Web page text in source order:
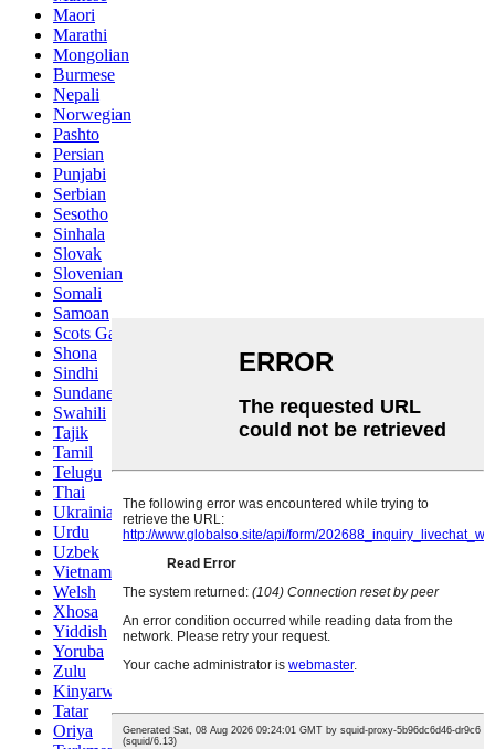
Maori
Marathi
Mongolian
Burmese
Nepali
Norwegian
Pashto
Persian
Punjabi
Serbian
Sesotho
Sinhala
Slovak
Slovenian
Somali
Samoan
Scots Gaelic
Shona
Sindhi
Sundanese
Swahili
Tajik
Tamil
Telugu
Thai
Ukrainian
Urdu
Uzbek
Vietnamese
Welsh
Xhosa
Yiddish
Yoruba
Zulu
Kinyarwanda
Tatar
Oriya